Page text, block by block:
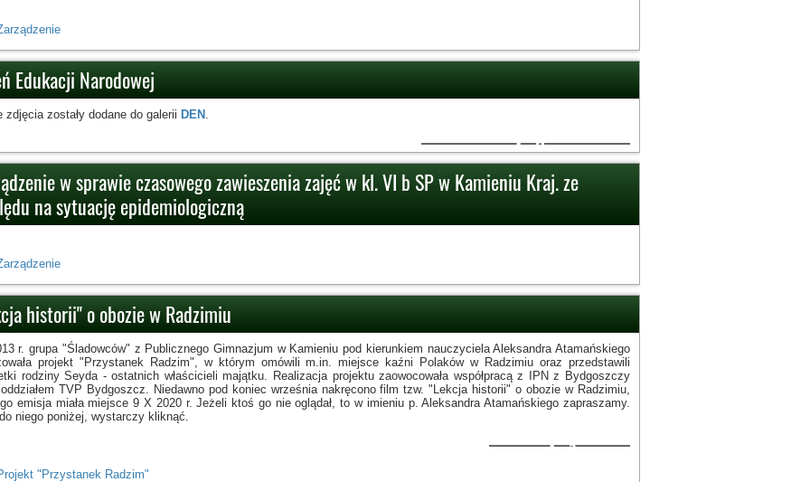
Edukacji Narodowej
zdjęcia zostały dodane do galerii DEN .
2
w sprawie czasowego zawieszenia zajęć w kl. VI b SP w Kamieniu Kraj. ze
na sytuację epidemiologiczną
historii" o obozie w Radzimiu
r. grupa "Śladowców" z Publicznego Gimnazjum w Kamieniu pod kierunkiem nauczyciela Aleksandra Atamańskiego
projekt "Przystanek Radzim", w którym omówili m.in. miejsce kaźni Polaków w Radzimiu oraz przedstawili
rodziny Seyda - ostatnich właścicieli majątku. Realizacja projektu zaowocowała współpracą z IPN z Bydgoszczy
TVP Bydgoszcz. Niedawno pod koniec września nakręcono film tzw. "Lekcja historii" o obozie w Radzimiu,
emisja miała miejsce 9 X 2020 r. Jeżeli ktoś go nie oglądał, to w imieniu p. Aleksandra Atamańskiego zapraszamy.
niego poniżej, wystarczy kliknąć.
1
"Przystanek Radzim"